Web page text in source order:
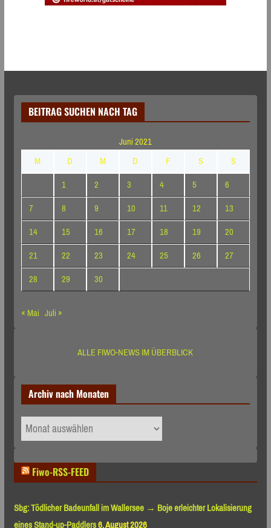
BEITRAG SUCHEN NACH TAG
Juni 2021
M
D M D F S
S
1
2 3 4 5
6
7
8 9 10 11 12
13
14
15 16 17 18 19
20
21
22 23 24 25 26
27
28
29
30
« Mai Juli »
ALLE FIWO-NEWS IM ÜBERBLICK
Archiv nach Monaten
Archiv
nach
Fiwo-RSS-FEED
Sbg: Tödlicher Badeunfall im Wallersee → Boje erleichter Lokalisierung